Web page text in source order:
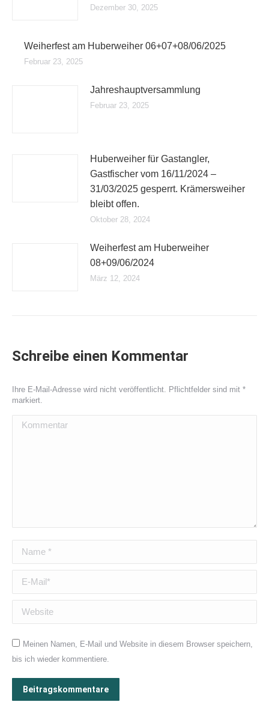
Dezember 30, 2025
Weiherfest am Huberweiher 06+07+08/06/2025
Februar 23, 2025
Jahreshauptversammlung
Februar 23, 2025
Huberweiher für Gastangler,
Gastfischer vom 16/11/2024 –
31/03/2025 gesperrt. Krämersweiher
bleibt offen.
Oktober 28, 2024
Weiherfest am Huberweiher
08+09/06/2024
März 12, 2024
Schreibe einen Kommentar
Ihre E-Mail-Adresse wird nicht veröffentlicht. Pflichtfelder sind mit *
markiert.
Kommentar
Name *
E-Mail *
Website
Meinen Namen, E-Mail und Website in diesem Browser speichern,
bis ich wieder kommentiere.
Beitragskommentare